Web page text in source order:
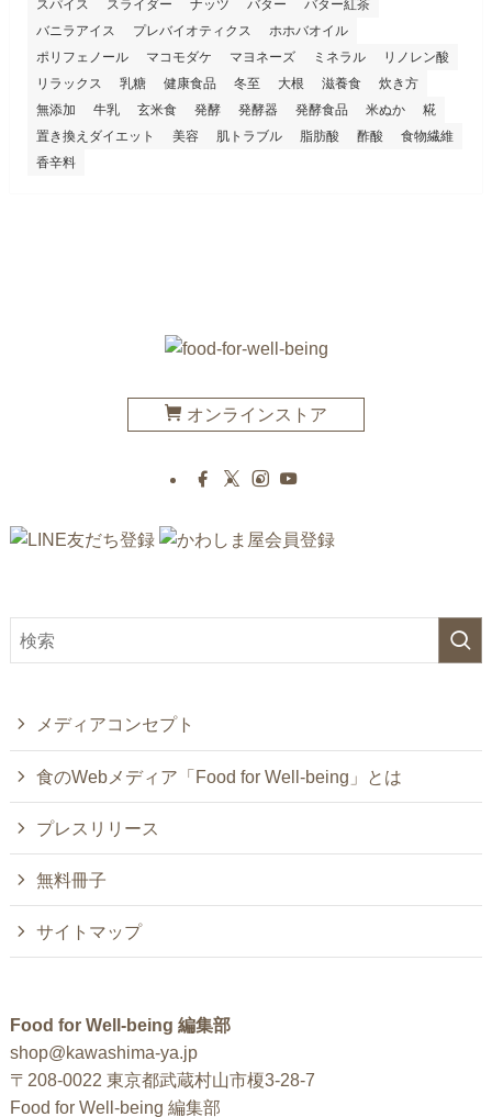
スパイス
スライダー ナッツ バター
バター紅茶
バニラアイス
プレバイオティクス
ホホバオイル
ポリフェノール
マコモダケ マヨネーズ ミネラル
リノレン酸
リラックス
乳糖 健康食品 冬至 大根 滋養食
炊き方
無添加
牛乳 玄米食 発酵 発酵器 発酵食品 米ぬか
糀
置き換えダイエット
美容 肌トラブル 脂肪酸 酢酸
食物繊維
香辛料
オンラインストア
メディアコンセプト
食のWebメディア「Food for Well-being」とは
プレスリリース
無料冊子
サイトマップ
Food for Well-being 編集部
shop@kawashima-ya.jp
〒208-0022 東京都武蔵村山市榎3-28-7
Food for Well-being 編集部